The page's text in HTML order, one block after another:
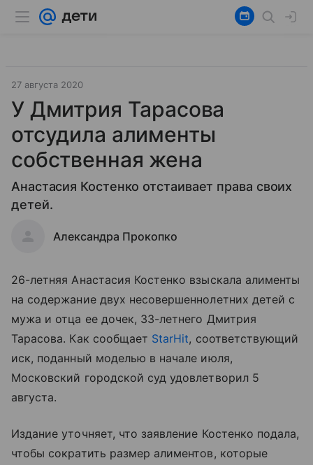
27 августа 2020
У Дмитрия Тарасова
отсудила алименты
собственная жена
Анастасия Костенко отстаивает права своих
детей.
Александра Прокопко
26-летняя Анастасия Костенко взыскала алименты
на содержание двух несовершеннолетних детей с
мужа и отца ее дочек, 33-летнего Дмитрия
Тарасова. Как сообщает StarHit, соответствующий
иск, поданный моделью в начале июля,
Московский городской суд удовлетворил 5
августа.
Издание уточняет, что заявление Костенко подала,
чтобы сократить размер алиментов, которые